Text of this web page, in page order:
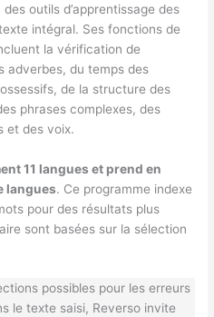
outils d’apprentissage des
intégral. Ses fonctions de
la vérification de
adverbes, du temps des
de la structure des
phrases complexes, des
et des voix.
11 langues et prend en
langues. Ce programme indexe
pour des résultats plus
sont basées sur la sélection
possibles pour les erreurs
le texte saisi, Reverso invite